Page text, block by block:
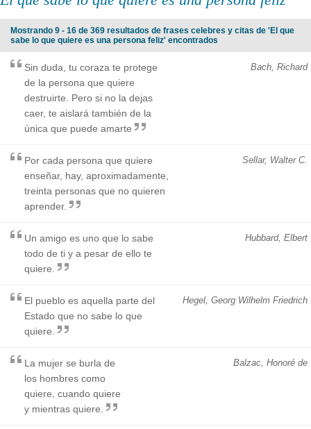
Mostrando 9 - 16 de 369 resultados de frases celebres y citas de 'El que
sabe lo que quiere es una persona feliz' encontrados
Bach, Richard
Sin duda, tu coraza te protege
de la persona que quiere
destruirte. Pero si no la dejas
caer, te aislará también de la
única que puede amarte
Sellar, Walter C.
Por cada persona que quiere
enseñar, hay, aproximadamente,
treinta personas que no quieren
aprender.
Hubbard, Elbert
Un amigo es uno que lo sabe
todo de ti y a pesar de ello te
quiere.
Hegel, Georg Wilhelm Friedrich
El pueblo es aquella parte del
Estado que no sabe lo que
quiere.
Balzac, Honoré de
La mujer se burla de
los hombres como
quiere, cuando quiere
y mientras quiere.